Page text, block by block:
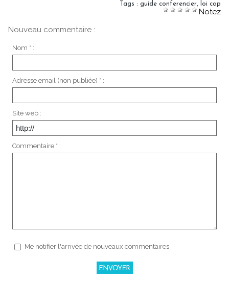
Tags : guide conferencier, loi cap
Notez
Nouveau commentaire :
Nom * :
Adresse email (non publiée) * :
Site web :
Commentaire * :
Me notifier l'arrivée de nouveaux commentaires